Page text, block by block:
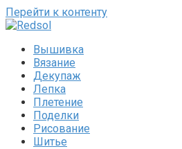
Перейти к контенту
Вышивка
Вязание
Декупаж
Лепка
Плетение
Поделки
Рисование
Шитье